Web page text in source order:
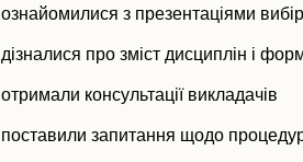
ознайомилися з презентаціями
дізналися про зміст дисциплін і
отримали консультації викладачів
поставили запитання щодо